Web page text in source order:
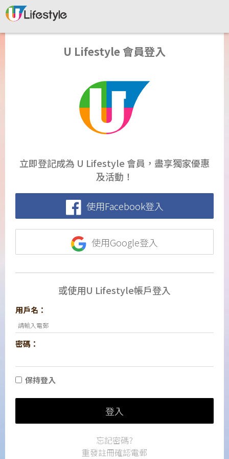
U Lifestyle 會員登入
立即登記成為 U Lifestyle 會員，盡享獨家優惠
及活動！
使用Facebook登入
使用Google登入
或使用U Lifestyle帳戶登入
用戶名：
密碼：
保持登入
登入
忘記密碼?
重發註冊確認電郵